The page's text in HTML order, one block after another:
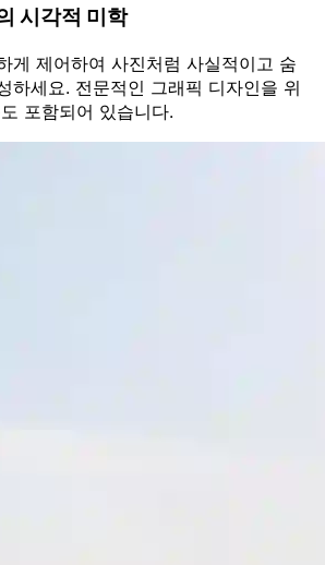
시각적 미학
게 제어하여 사진처럼 사실적이고 숨
하세요. 전문적인 그래픽 디자인을 위
포함되어 있습니다.